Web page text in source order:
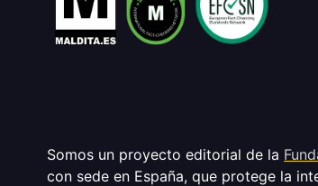
Somos un proyecto editorial de la
con sede en España, que protege la